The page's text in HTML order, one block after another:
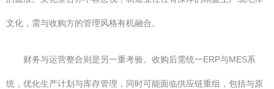
文化，需与收购方的管理风格有机融合。
财务与运营整合则是另一重考验。收购后需统一ERP与MES系
统，优化生产计划与库存管理，同时可能面临供应链重组，包括与原